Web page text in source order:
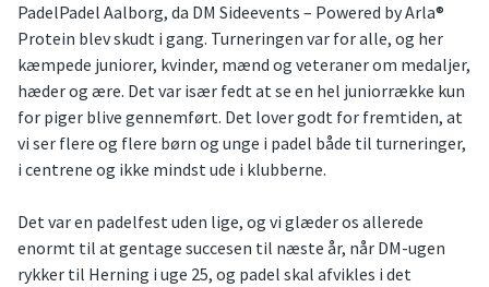
PadelPadel Aalborg, da DM Sideevents – Powered by Arla®
Protein blev skudt i gang. Turneringen var for alle, og her
kæmpede juniorer, kvinder, mænd og veteraner om medaljer,
hæder og ære. Det var især fedt at se en hel juniorrække kun
for piger blive gennemført. Det lover godt for fremtiden, at
vi ser flere og flere børn og unge i padel både til turneringer,
i centrene og ikke mindst ude i klubberne.
Det var en padelfest uden lige, og vi glæder os allerede
enormt til at gentage succesen til næste år, når DM-ugen
rykker til Herning i uge 25, og padel skal afvikles i det